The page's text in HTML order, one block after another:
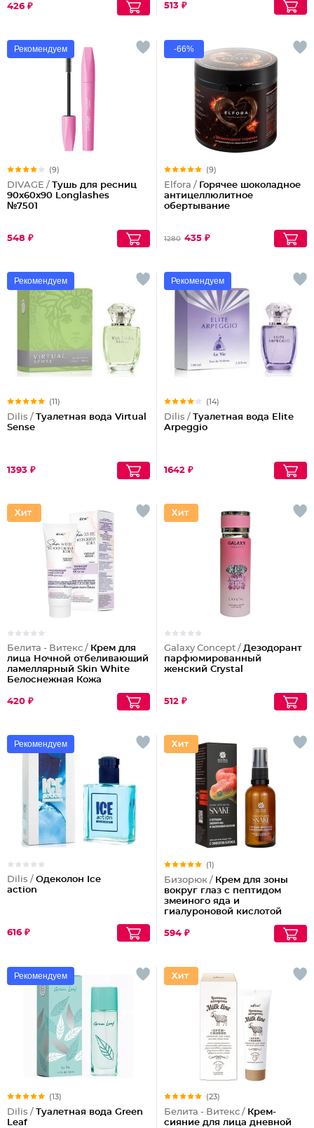
426 ₽ 513 ₽
Рекомендуем
(9)
DIVAGE / Тушь для ресниц
90x60x90 Longlashes
№7501
548 ₽
-66%
(9)
Elfora / Горячее шоколадное
антицеллюлитное
обертывание
1280 435 ₽
Рекомендуем
(11)
Dilis / Туалетная вода Virtual
Sense
1393 ₽
Рекомендуем
(14)
Dilis / Туалетная вода Elite
Arpeggio
1642 ₽
Белита - Витекс / Крем для
лица Ночной отбеливающий
ламеллярный Skin White
Белоснежная Кожа
420 ₽
Galaxy Concept / Дезодорант
парфюмированный
женский Crystal
512 ₽
Рекомендуем
Dilis / Одеколон Ice
action
616 ₽
(1)
Бизорюк / Крем для зоны
вокруг глаз с пептидом
змеиного яда и
гиалуроновой кислотой
594 ₽
Рекомендуем
(13)
Dilis / Туалетная вода Green
Leaf
(23)
Белита - Витекс / Крем-
сияние для лица дневной